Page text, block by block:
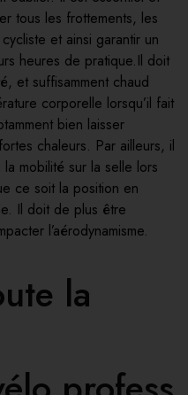
tous les frottements, les
et ainsi garantir un
heures de pratique.Il doit
et suffisamment chaud
corporelle lorsqu’il fait
bien laisser
chaleurs. Par ailleurs, il
mobilité sur la selle lors
ce soit la position en
Il doit de plus être
l’aérodynamisme.
la